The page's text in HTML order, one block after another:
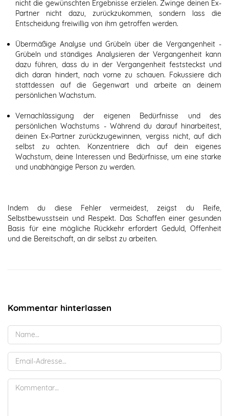
nicht die gewünschten Ergebnisse erzielen. Zwinge deinen Ex-
Partner nicht dazu, zurückzukommen, sondern lass die
Entscheidung freiwillig von ihm getroffen werden.
Übermäßige Analyse und Grübeln über die Vergangenheit -
Grübeln und ständiges Analysieren der Vergangenheit kann
dazu führen, dass du in der Vergangenheit feststeckst und
dich daran hindert, nach vorne zu schauen. Fokussiere dich
stattdessen auf die Gegenwart und arbeite an deinem
persönlichen Wachstum.
Vernachlässigung der eigenen Bedürfnisse und des
persönlichen Wachstums - Während du darauf hinarbeitest,
deinen Ex-Partner zurückzugewinnen, vergiss nicht, auf dich
selbst zu achten. Konzentriere dich auf dein eigenes
Wachstum, deine Interessen und Bedürfnisse, um eine starke
und unabhängige Person zu werden.
Indem du diese Fehler vermeidest, zeigst du Reife,
Selbstbewusstsein und Respekt. Das Schaffen einer gesunden
Basis für eine mögliche Rückkehr erfordert Geduld, Offenheit
und die Bereitschaft, an dir selbst zu arbeiten.
Kommentar hinterlassen